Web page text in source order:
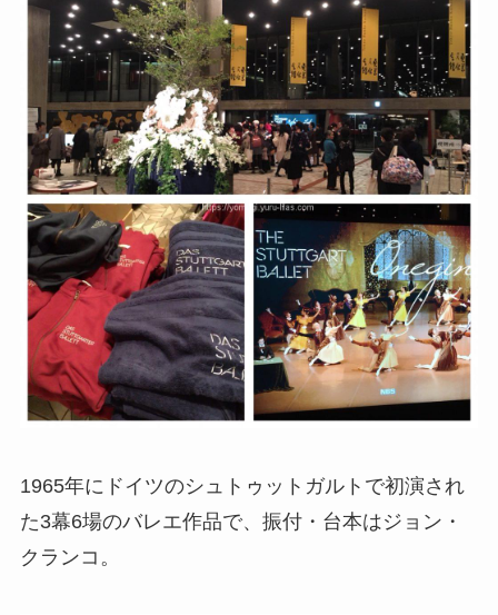
1965年にドイツのシュトゥットガルトで初演され
た3幕6場のバレエ作品で、振付・台本はジョン・
クランコ。